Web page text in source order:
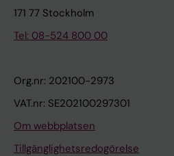
171 77 Stockholm
Tel: 08-524 800 00
Org.nr: 202100-2973
VAT.nr: SE202100297301
Om webbplatsen
Tillgänglighetsredogörelse